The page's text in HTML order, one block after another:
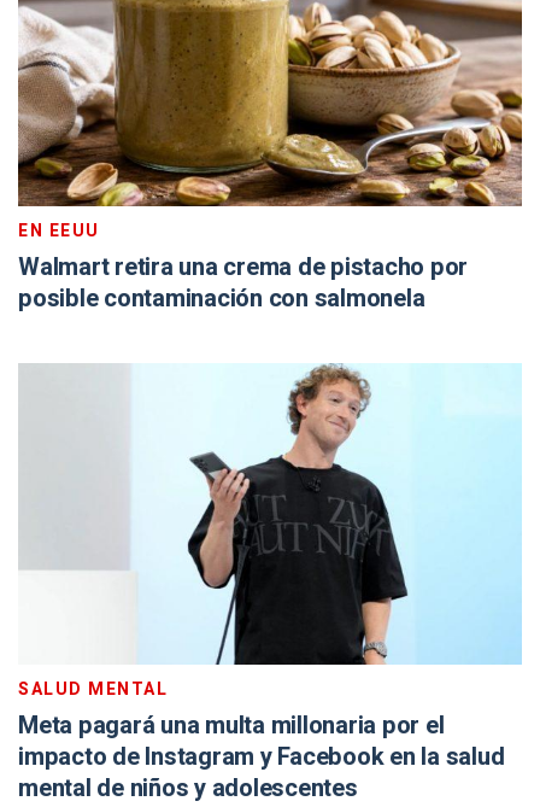
EN EEUU
Walmart retira una crema de pistacho por
posible contaminación con salmonela
SALUD MENTAL
Meta pagará una multa millonaria por el
impacto de Instagram y Facebook en la salud
mental de niños y adolescentes